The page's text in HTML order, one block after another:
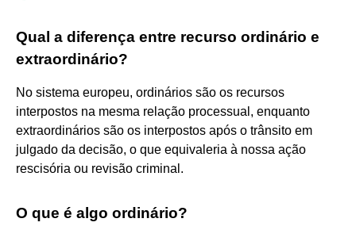
Qual a diferença entre recurso ordinário e
extraordinário?
No sistema europeu, ordinários são os recursos
interpostos na mesma relação processual, enquanto
extraordinários são os interpostos após o trânsito em
julgado da decisão, o que equivaleria à nossa ação
rescisória ou revisão criminal.
O que é algo ordinário?